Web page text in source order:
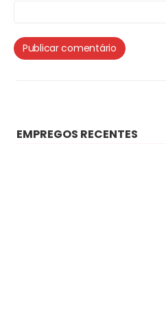
EMPREGOS RECENTES